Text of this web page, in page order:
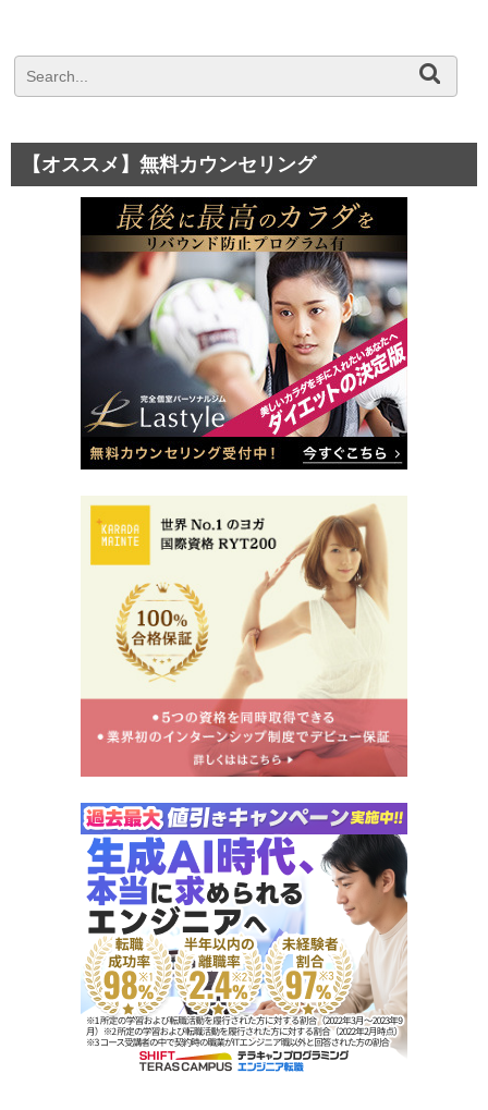
【オススメ】無料カウンセリング